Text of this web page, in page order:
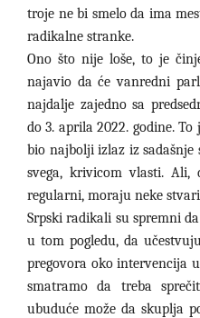
troje ne bi smelo da ima
radikalne stranke.
Ono što nije loše, to je
najavio da će vanredni
najdalje zajedno sa
do 3. aprila 2022. godine.
bio najbolji izlaz iz
svega, krivicom vlasti.
regularni, moraju neke
Srpski radikali su spremni
u tom pogledu, da
pregovora oko intervencija
smatramo da treba
ubuduće može da skuplja